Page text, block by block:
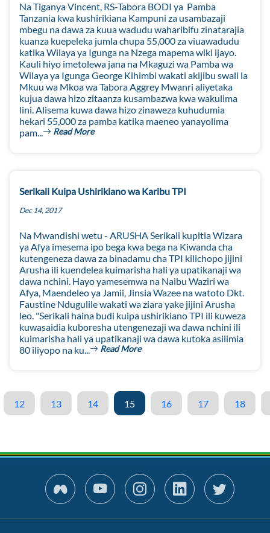
Na Tiganya Vincent, RS-Tabora BODI ya Pamba
Tanzania kwa kushirikiana Kampuni za usambazaji
mbegu na dawa za kuua wadudu waharibifu zinatarajia
kuanza kuepeleka jumla chupa 55,000 za viuawadudu
katika Wilaya ya Igunga na Nzega mapema wiki ijayo.
Kauli hiyo imetolewa jana na Mkaguzi wa Pamba wa
Wilaya ya Igunga George Kihimbi wakati akijibu swali la
Mkuu wa Mkoa wa Tabora Aggrey Mwanri aliyetaka
kujua dawa hizo zitaanza kusambazwa kwa wakulima
lini. Alisema kuwa dawa hizo zinaweza kuhudumia
hekari 55,000 za pamba katika maeneo yanayolima
pam...
Read More
Serikali Kuipa Ushirikiano wa Karibu TPI
Dec 14, 2017
Na Mwandishi wetu - ARUSHA Serikali kupitia Wizara
ya Afya imesema ipo bega kwa bega na Kiwanda cha
kutengeneza dawa za binadamu cha TPI kilichopo jijini
Arusha ili kuendelea kuimarisha hali ya upatikanaji wa
dawa nchini. Hayo yamesemwa na Naibu Waziri wa
Afya, Maendeleo ya Jamii, Jinsia Wazee na watoto Dkt.
Faustine Ndugulile wakati wa ziara yake jijini Arusha
leo. "Serikali haina budi kuipa ushirikiano TPI ili kuweza
kuwasaidia kuboresha utengenezaji wa dawa nchini ili
kuimarisha hali ya upatikanaji wa dawa kutoka asilimia
80 iliyopo na ku...
Read More
12 13 14 15 16 17 18